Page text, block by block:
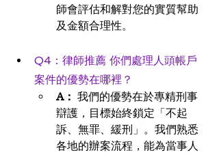
師會評估和解對您的實質幫助
及金額合理性。
Q4：律師推薦 你們處理人頭帳戶
案件的優勢在哪裡？
A： 我們的優勢在於專精刑事
辯護，目標始終鎖定「不起
訴、無罪、緩刑」。我們熟悉
各地的辦案流程，能為當事人